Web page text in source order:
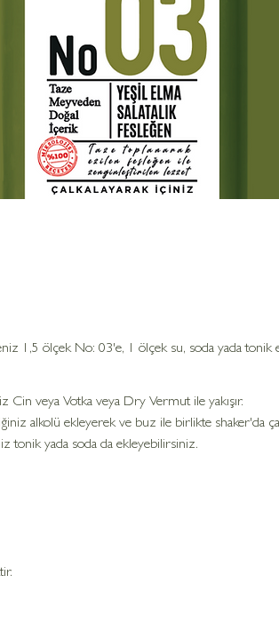
1,5 ölçek No: 03'e, 1 ölçek su, soda yada tonik
Cin veya Votka veya Dry Vermut ile yakışır.
alkolü ekleyerek ve buz ile birlikte shaker'da
tonik yada soda da ekleyebilirsiniz.